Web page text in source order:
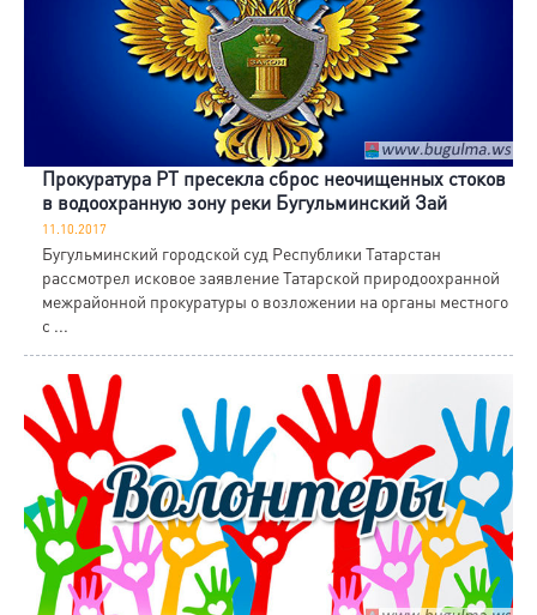
Прокуратура РТ пресекла сброс неочищенных стоков
в водоохранную зону реки Бугульминский Зай
11.10.2017
Бугульминский городской суд Республики Татарстан
рассмотрел исковое заявление Татарской природоохранной
межрайонной прокуратуры о возложении на органы местного
с ...